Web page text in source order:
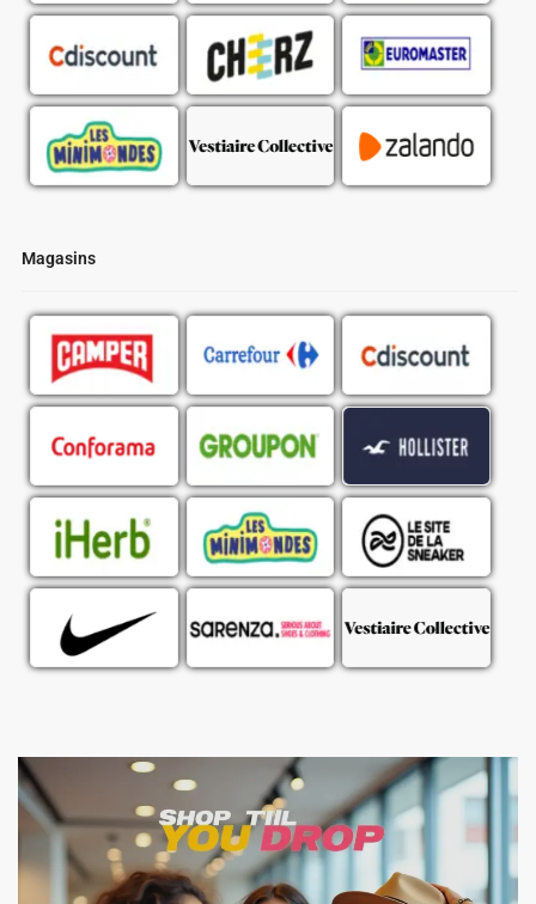
Magasins